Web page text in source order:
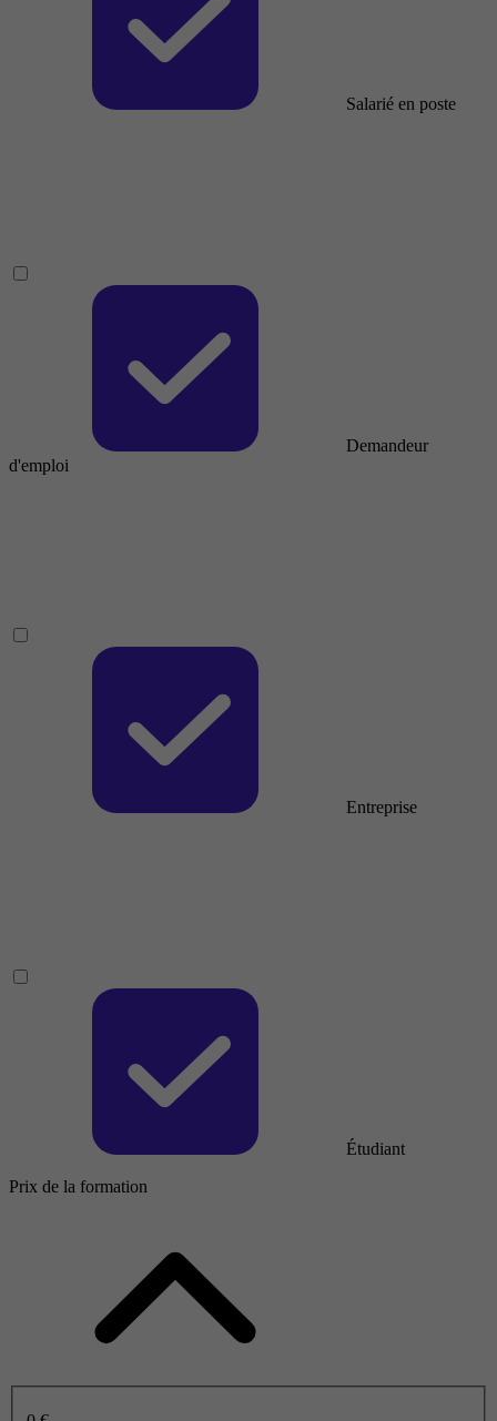
Salarié en poste
Demandeur
d'emploi
Entreprise
Étudiant
Prix de la formation